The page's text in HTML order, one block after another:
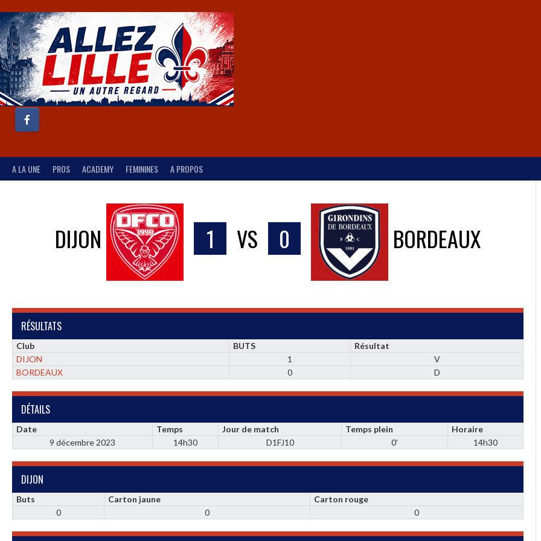
A LA UNE PROS ACADEMY FEMININES A PROPOS
DIJON 1 VS 0 BORDEAUX
RÉSULTATS
Club BUTS
Résultat
DIJON
1
V
BORDEAUX
0 D
DÉTAILS
Date Temps Jour de match Temps plein
Horaire
9 décembre 2023
14h30 D1FJ10 0' 14h30
DIJON
Buts Carton jaune
Carton rouge
0
0 0